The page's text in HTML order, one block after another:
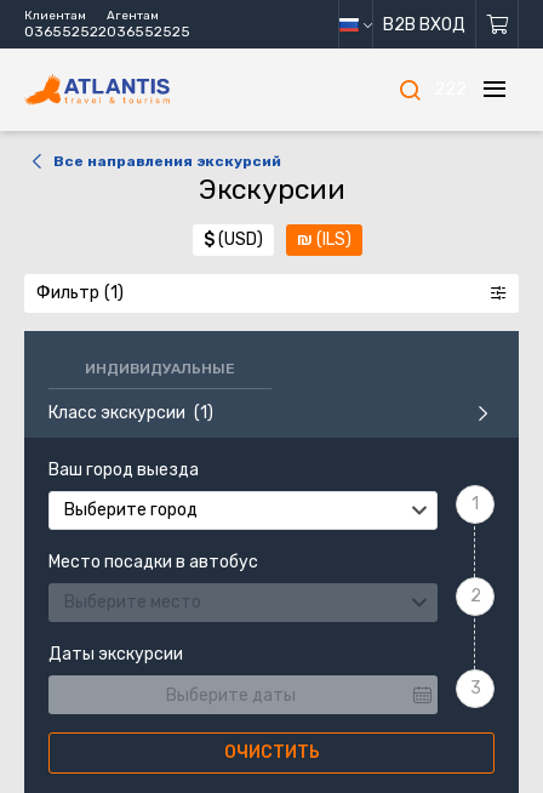
Клиентам
036552522
Агентам
036552525 B2B ВХОД
Все направления экскурсий
Экскурсии
$(USD) ₪ (ILS)
Фильтр
ИНДИВИДУАЛЬНЫЕ
Класс экскурсии
Ваш город выезда
Выберите город
Место посадки в автобус
Выберите место
Даты экскурсии
ОЧИСТИТЬ